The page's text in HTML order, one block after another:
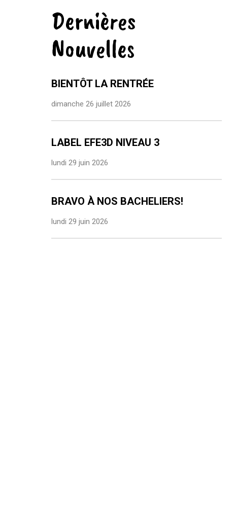
Dernières
Nouvelles
BIENTÔT LA RENTRÉE
dimanche 26 juillet 2026
LABEL EFE3D NIVEAU 3
lundi 29 juin 2026
BRAVO À NOS BACHELIERS!
lundi 29 juin 2026